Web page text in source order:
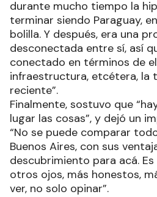
durante mucho tiempo la
terminar siendo Paraguay,
bolilla. Y después, era una
desconectada entre sí, así
conectado en términos de
infraestructura, etcétera, la
reciente”.
Finalmente, sostuvo que
lugar las cosas”, y dejó un
“No se puede comparar
Buenos Aires, con sus
descubrimiento para acá.
otros ojos, más honestos,
ver, no solo opinar”.